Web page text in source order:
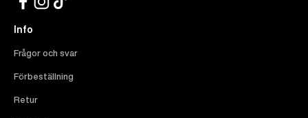
Info
Frågor och svar
Förbeställning
Retur